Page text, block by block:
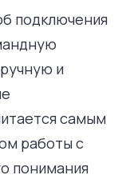
подключения
и
самым
работы с
понимания